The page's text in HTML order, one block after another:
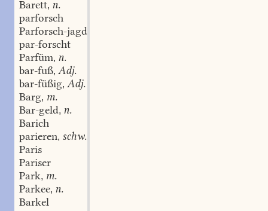
Barett, n.
parforsch
Parforsch-jagd
par-forscht
Parfüm, n.
bar-fuß, Adj.
bar-füßig, Adj.
Barg, m.
Bar-geld, n.
Barich
parieren, schw.
Paris
Pariser
Park, m.
Parkee, n.
Barkel